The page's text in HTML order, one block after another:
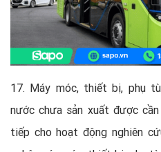
17. Máy móc, thiết bị, phụ
nước chưa sản xuất được
tiếp cho hoạt động nghiên